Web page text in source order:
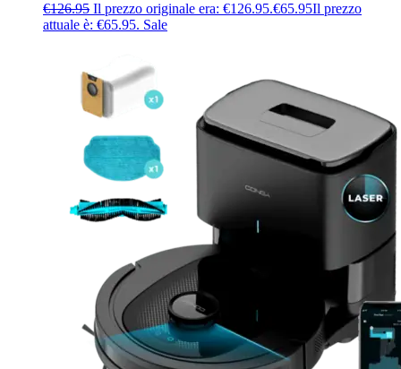
€126.95 Il prezzo originale era: €126.95.€65.95Il prezzo
attuale è: €65.95. Sale